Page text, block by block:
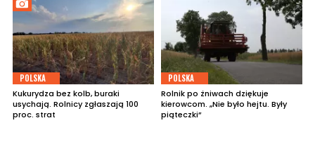
POLSKA
Kukurydza bez kolb, buraki
usychają. Rolnicy zgłaszają 100
proc. strat
POLSKA
Rolnik po żniwach dziękuje
kierowcom. „Nie było hejtu. Były
piąteczki”